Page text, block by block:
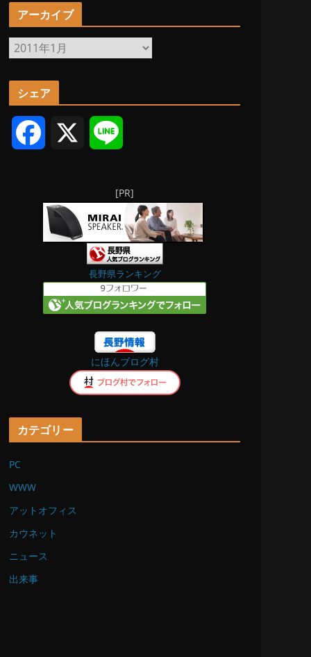
アーカイブ
ア
ー
カ
ブ
シェア
c
e
o
n
e
[PR]
長野県ランキング
にほんブログ村
カテゴリー
PC
WWW
アットオフィス
カウネット
ニュース
出来事